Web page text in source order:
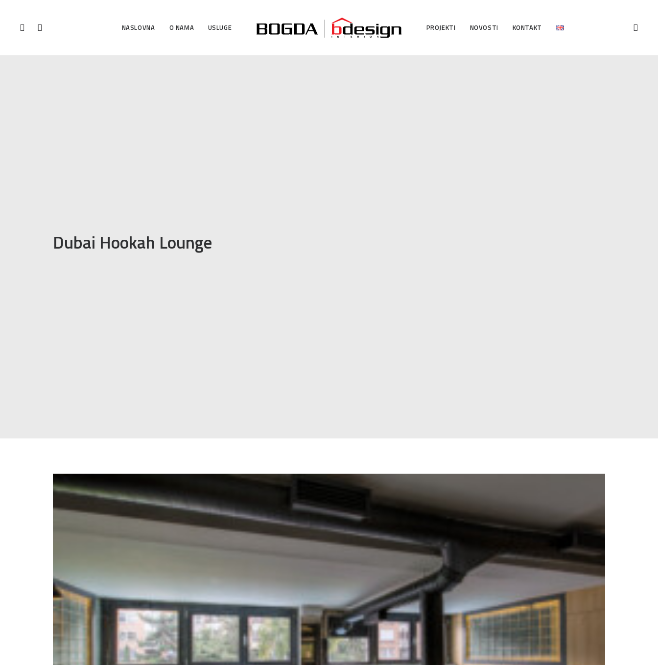
NASLOVNA O NAMA USLUGE PROJEKTI NOVOSTI KONTAKT
Dubai Hookah Lounge